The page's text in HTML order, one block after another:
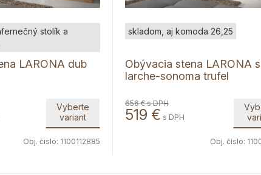
LARONA dub
stolík a
Vyberte
variant
Obj. čislo: 1100112885
Obývacia stena LARONA
larche-sonoma trufel
skladom, aj komoda 26,25
656 €s DPH
519 € s DPH
Obj. čislo: